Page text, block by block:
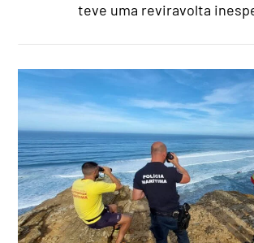
teve uma reviravolta